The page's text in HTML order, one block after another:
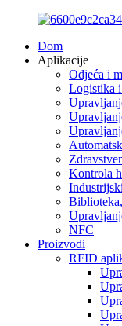
Dom
Aplikacije
Odjeća i
Logistika i
Kontrola
NFC
Proizvodi
RFID